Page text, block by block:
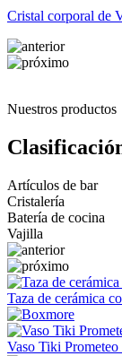
Cristal corporal de
Nuestros productos
Artículos de bar
Cristalería
Batería de cocina
Vajilla
Taza de cerámica
Vaso Tiki Prometeo